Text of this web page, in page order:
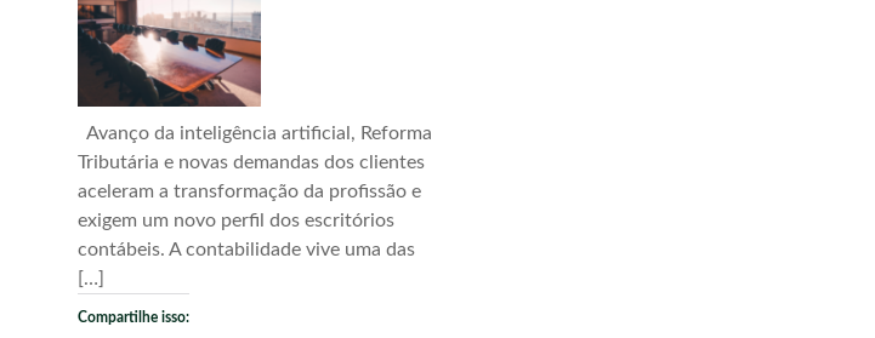
Avanço da inteligência artificial, Reforma
Tributária e novas demandas dos clientes
aceleram a transformação da profissão e
exigem um novo perfil dos escritórios
contábeis. A contabilidade vive uma das
[…]
Compartilhe isso: